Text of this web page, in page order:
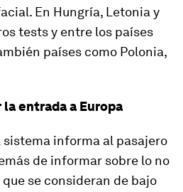
En Hungría, Letonia y
tests y entre los países
países como Polonia,
entrada a Europa
sistema informa al pasajero
de informar sobre lo no
se consideran de bajo